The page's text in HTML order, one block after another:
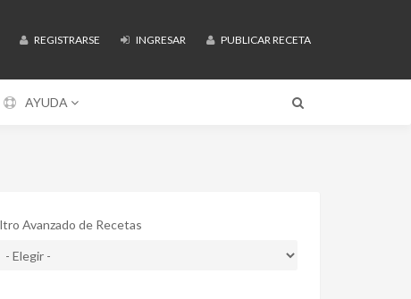
REGISTRARSE INGRESAR PUBLICAR RECETA
AYUDA
Avanzado de Recetas